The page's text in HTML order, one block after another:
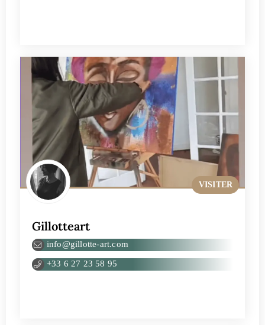
Gillotteart
info@gillotte-art.com
+33 6 27 23 58 95
VISITER